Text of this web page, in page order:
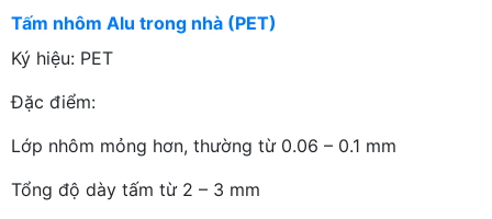
Tấm nhôm Alu trong nhà (PET)
Ký hiệu: PET
Đặc điểm:
Lớp nhôm mỏng hơn, thường từ 0.06 – 0.1 mm
Tổng độ dày tấm từ 2 – 3 mm